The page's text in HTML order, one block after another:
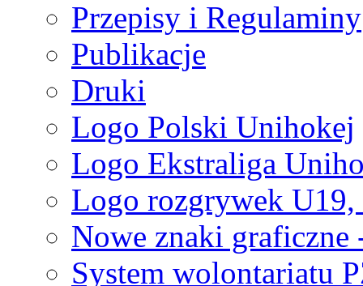
Przepisy i Regulaminy
Publikacje
Druki
Logo Polski Unihokej
Logo Ekstraliga
Logo rozgrywek
Nowe znaki graficzne
System wolontariatu